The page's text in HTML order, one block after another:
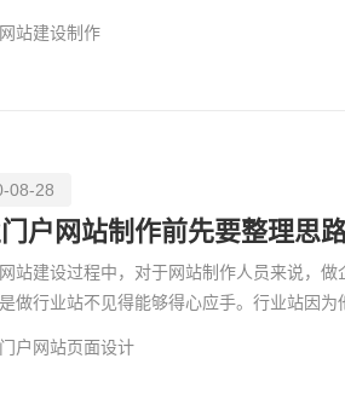
网站建设制作
08-28
户网站制作前先要整理思
站建设过程中，对于网站制作人员来说，做
做行业站不见得能够得心应手。行业站因为
门户网站页面设计